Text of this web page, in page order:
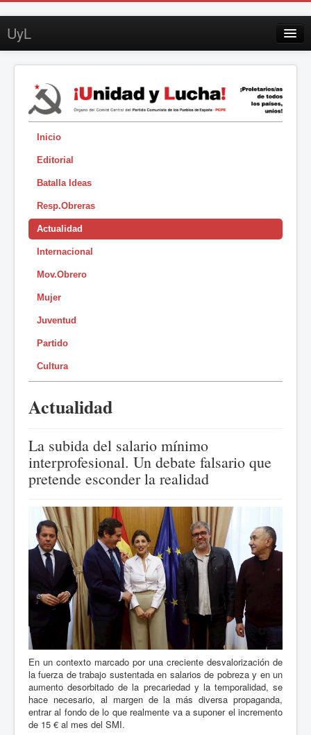
UyL
Suscripción
Sobre UyL
Edición impresa
Buscar
Inicio
Editorial
Batalla Ideas
Resp.Obreras
Actualidad
Internacional
Mov.Obrero
Mujer
Juventud
Partido
Cultura
Actualidad
La subida del salario mínimo
interprofesional. Un debate falsario que
pretende esconder la realidad
En un contexto marcado por una creciente desvalorización de
la fuerza de trabajo sustentada en salarios de pobreza y en un
aumento desorbitado de la precariedad y la temporalidad, se
hace necesario, al margen de la más diversa propaganda,
entrar al fondo de lo que realmente va a suponer el incremento
de 15 € al mes del SMI.